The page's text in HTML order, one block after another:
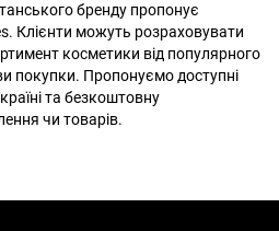
бренду пропонує
Клієнти можуть розраховувати
косметики від популярного
покупки. Пропонуємо доступні
та безкоштовну
чи товарів.